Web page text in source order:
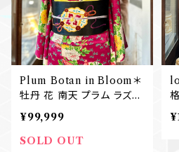
Plum Botan in Bloom＊
牡丹 花 南天 プラム ラズベ
リーレッド 卒業袴 アンティ
ーク小紋着物 B585
¥99,999
SOLD OUT